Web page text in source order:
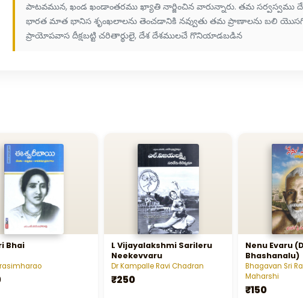
పాటవమున, ఖండ ఖండాంతరము ఖ్యాతి నార్జించిన వారున్నారు. తమ సర్వస్వము
భారత మాత భానిస శృంఖలాలను తెంచడానికి నవ్వుతు తమ ప్రాణాలను బలి
ప్రాయోపవాస దీక్షబట్టి చరితార్థులై, దేశ దేశములచే గొనియాడబడిన
Bhai
L Vijayalakshmi Sarileru
Neekevvaru
Dr Kampalle Ravi Chadran
₹250
Nenu Evaru
Bhashanalu)
Bhagavan Sri
Maharshi
₹150